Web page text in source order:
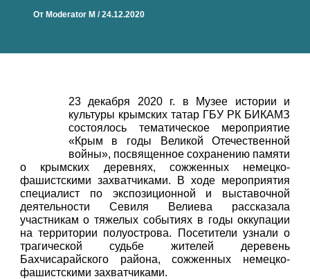
От Moderator M /24.12.2020
23 декабря 2020 г. в Музее истории и
культуры крымских татар ГБУ РК БИКАМЗ
состоялось тематическое мероприятие
«Крым в годы Великой Отечественной
войны», посвященное сохранению памяти
о крымских деревнях, сожженных немецко-
фашистскими захватчиками. В ходе мероприятия
специалист по экспозиционной и выставочной
деятельности Севиля Велиева рассказала
участникам о тяжелых событиях в годы оккупации
на территории полуострова. Посетители узнали о
трагической судьбе жителей деревень
Бахчисарайского района, сожженных немецко-
фашистскими захватчиками.